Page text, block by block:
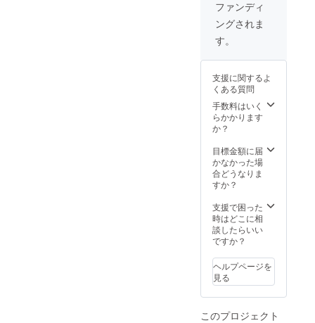
ト「IMI」を
立ち上げ
る。
だから
小さい
お子様
召し上
がり頂
けま
す。 名
称：伊
予柑
トレー
ト） 原
材料
（愛媛
県産）
内容
量：
本入り
賞味期
限：
2024年
存方
るでそ
の場で
ジュー
うな、
素材本
来の味
わいを
楽しむ
できま
す。ほ
どよい
甘さで
すく果
汁100％
だから
小さい
も安心
してお
召し上
がり頂
す。 名
ファンディ
ングされま
す。
支援に関するよ
くある質問
手数料はいく
らかかります
か？
目標金額に届
かなかった場
合どうなりま
すか？
支援で困った
時はどこに相
談したらいい
ですか？
ヘルプページを
見る
このプロジェクト